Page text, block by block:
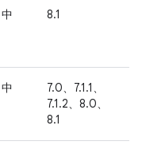
中 8.1
中
7.0、7.1.1、
7.1.2、8.0、
8.1